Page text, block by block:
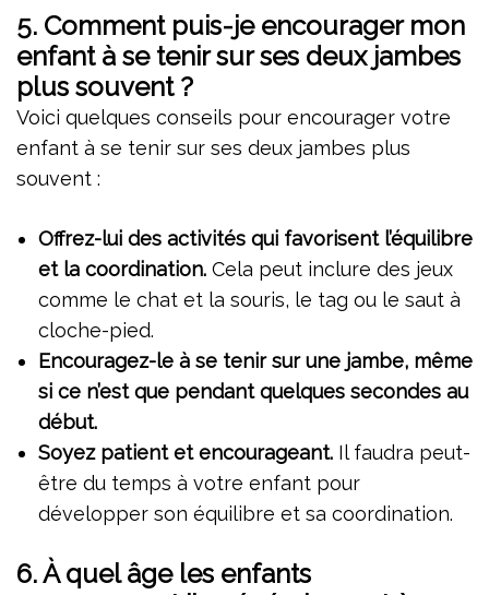
5. Comment puis-je encourager mon
enfant à se tenir sur ses deux jambes
plus souvent ?
Voici quelques conseils pour encourager votre
enfant à se tenir sur ses deux jambes plus
souvent :
Offrez-lui des activités qui favorisent l’équilibre
et la coordination. Cela peut inclure des jeux
comme le chat et la souris, le tag ou le saut à
cloche-pied.
Encouragez-le à se tenir sur une jambe, même
si ce n’est que pendant quelques secondes au
début.
Soyez patient et encourageant. Il faudra peut-
être du temps à votre enfant pour
développer son équilibre et sa coordination.
6.À quel âge les enfants